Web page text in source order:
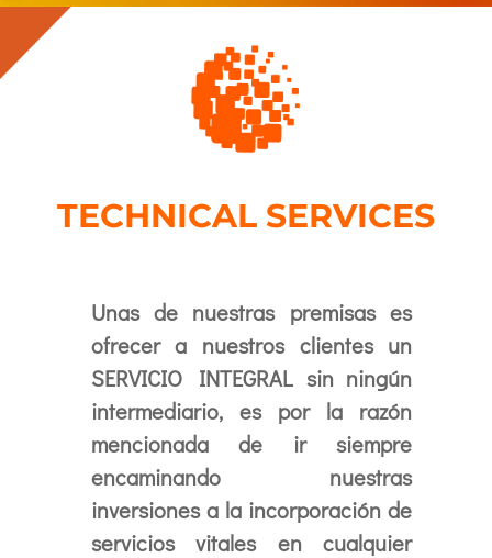
TECHNICAL SERVICES
Unas de nuestras premisas es
ofrecer a nuestros clientes un
SERVICIO INTEGRAL sin ningún
intermediario, es por la razón
mencionada de ir siempre
encaminando nuestras
inversiones a la incorporación de
servicios vitales en cualquier